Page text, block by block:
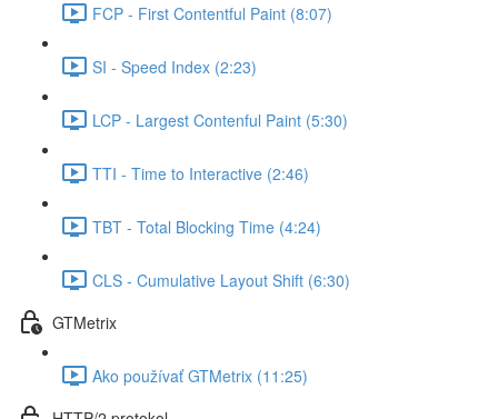
FCP - First Contentful Paint (8:07)
SI - Speed Index (2:23)
LCP - Largest Contenful Paint (5:30)
TTI - Time to Interactive (2:46)
TBT - Total Blocking Time (4:24)
CLS - Cumulative Layout Shift (6:30)
GTMetrix
Ako používať GTMetrix (11:25)